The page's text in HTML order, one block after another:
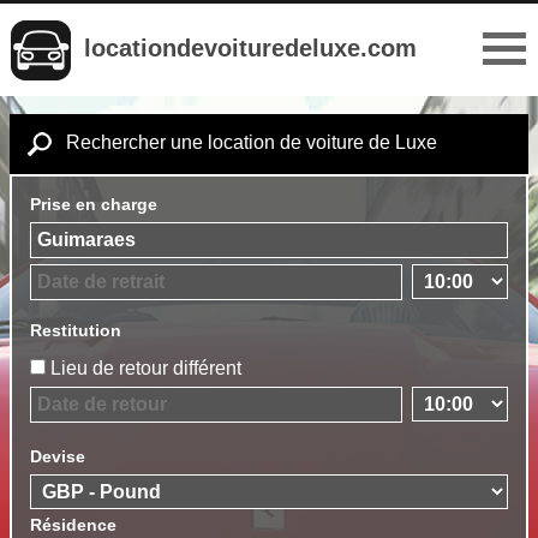
locationdevoituredeluxe.com
Rechercher une location de voiture de Luxe
Prise en charge
Restitution
Lieu de retour différent
Devise
Résidence